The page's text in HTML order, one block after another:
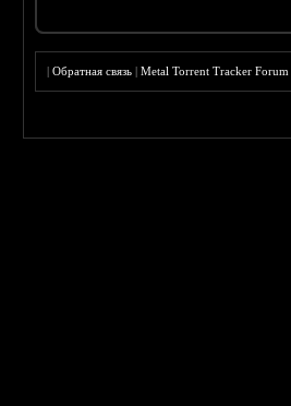
|Обратная связь |Metal Torrent Tracker Forum